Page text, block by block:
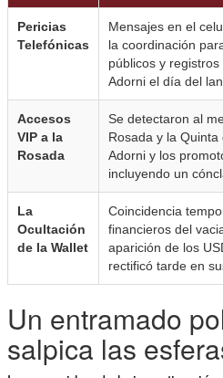
Pericias
Telefónicas
Mensajes en el
la coordinación
públicos y
Adorni el día del
Accesos
VIP a la
Rosada
Se detectaron al
Rosada y la
Adorni y los
incluyendo un
La
Ocultación
de la Wallet
Coincidencia
financieros del
aparición de los
rectificó tarde en
Un entramado
salpica las